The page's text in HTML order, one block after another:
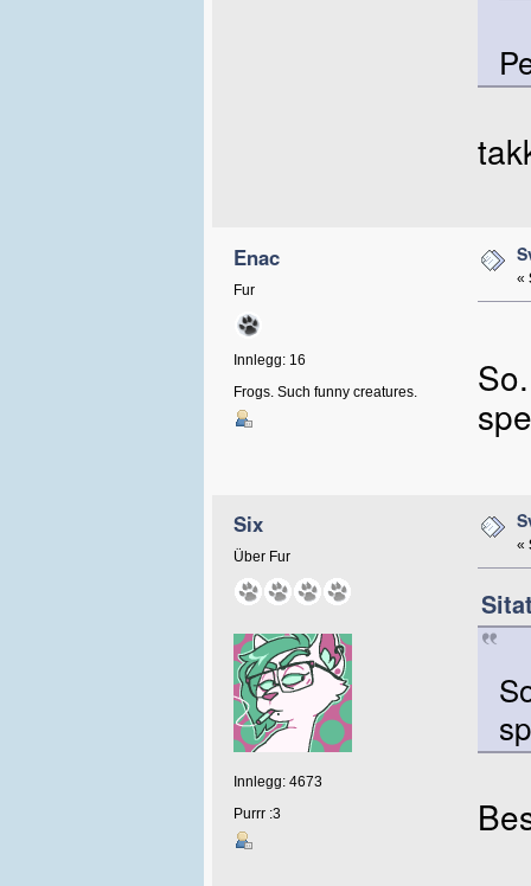
Enac
Fur
Innlegg: 16
Frogs. Such funny creatures.
«
Six
Über Fur
Innlegg: 4673
Purrr :3
«